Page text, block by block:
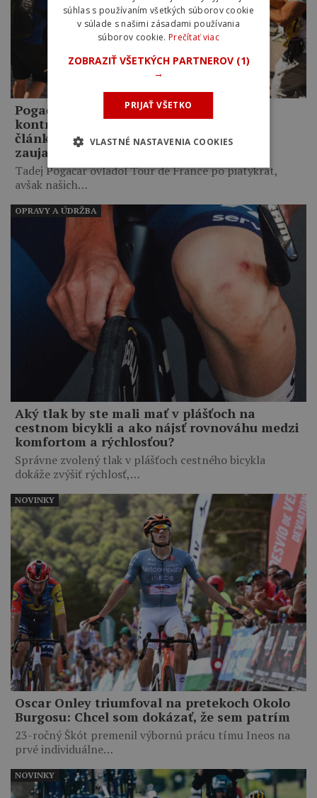
Pogačar, Armstrong, Sagan, dopingové
kontroly aj bicykel Shimano. Týchto 21
článkov z Tour de France 2026 najviac
zaujalo čitateľov Bikeru
Tadej Pogačar ovládol Tour de France po piatykrát,
avšak našich…
Aký tlak by ste mali mať v plášťoch na
cestnom bicykli a ako nájsť rovnováhu medzi
komfortom a rýchlosťou?
Správne zvolený tlak v plášťoch cestného bicykla
dokáže zvýšiť rýchlosť,…
OPRAVY A ÚDRŽBA
Oscar Onley triumfoval na pretekoch Okolo
Burgosu: Chcel som dokázať, že sem patrím
23-ročný Škót premenil výbornú prácu tímu Ineos na
prvé individuálne…
NOVINKY
NOVINKY
súhlas s používaním všetkých súborov cookie
v súlade s našimi zásadami používania
súborov cookie. Prečítať viac
ZOBRAZIŤ VŠETKÝCH PARTNEROV (1)
→
PRIJAŤ VŠETKO
VLASTNÉ NASTAVENIA COOKIES